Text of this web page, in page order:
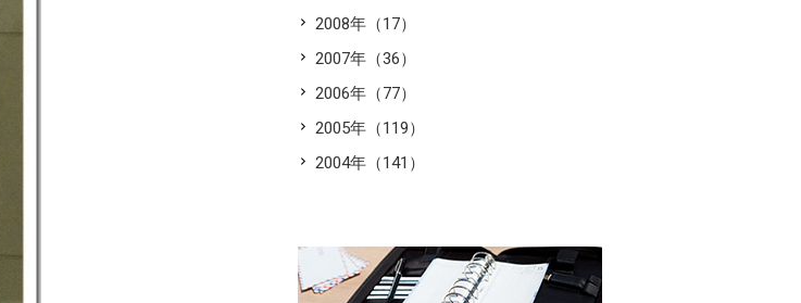
2008年（17）
2007年（36）
2006年（77）
2005年（119）
2004年（141）